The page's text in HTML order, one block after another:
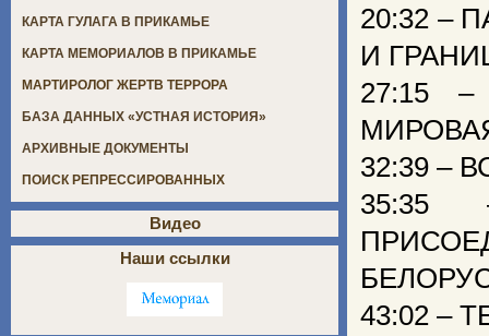
20:32 –
И
27:15
32:39 –
35:35
43:02 –
КАРТА ГУЛАГА В ПРИКАМЬЕ
КАРТА МЕМОРИАЛОВ В ПРИКАМЬЕ
МАРТИРОЛОГ ЖЕРТВ ТЕРРОРА
БАЗА ДАННЫХ «УСТНАЯ ИСТОРИЯ»
АРХИВНЫЕ ДОКУМЕНТЫ
ПОИСК РЕПРЕССИРОВАННЫХ
Видео
Наши ссылки